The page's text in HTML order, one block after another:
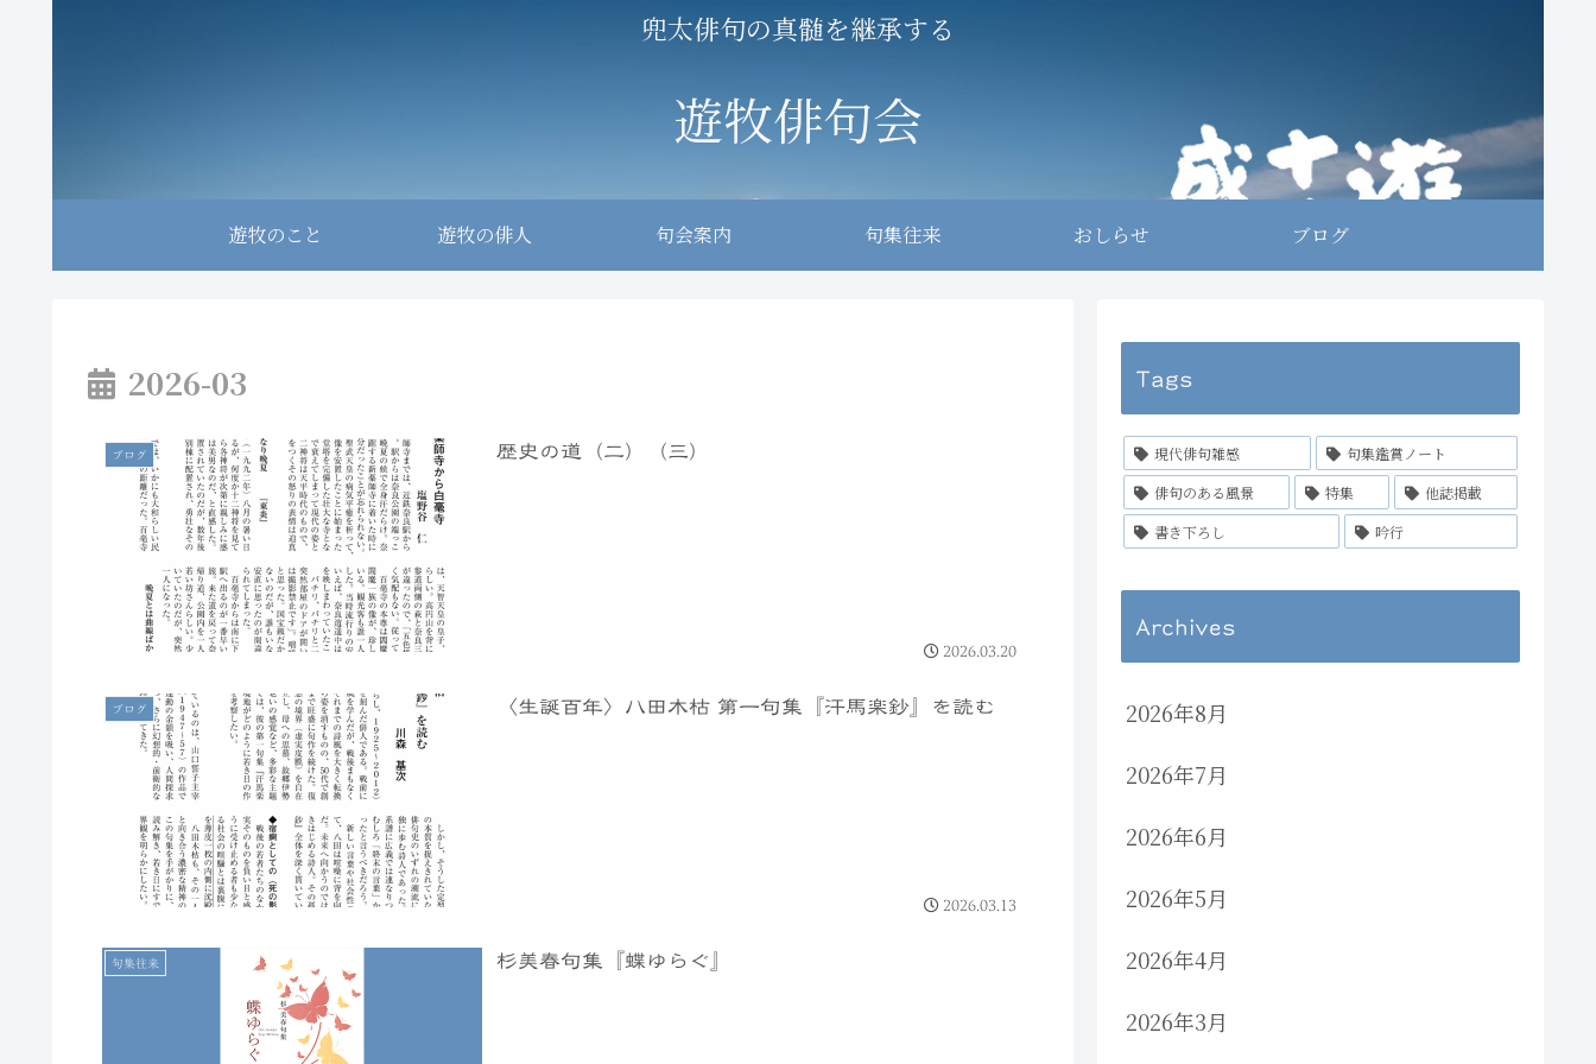
兜太俳句の真髄を継承する
遊牧俳句会
遊牧のこと 遊牧の俳人 句会案内 句集往来 おしらせ ブログ
2026-03
ブログ 歴史の道（二）（三）
2026.03.20
ブログ 〈生誕百年〉八田木枯 第一句集『汗馬楽鈔』を読む
2026.03.13
句集往来 杉美春句集『蝶ゆらぐ』
Tags
現代俳句雑感
句集鑑賞ノート
俳句のある風景
特集
他誌掲載
書き下ろし
吟行
Archives
2026年8月
2026年7月
2026年6月
2026年5月
2026年4月
2026年3月